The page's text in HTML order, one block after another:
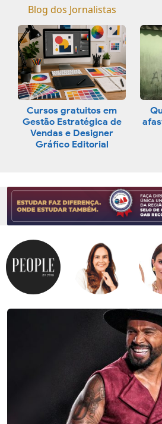
Blog dos Jornalistas
Cursos gratuitos em
Gestão Estratégica de
Vendas e Designer
Gráfico Editorial